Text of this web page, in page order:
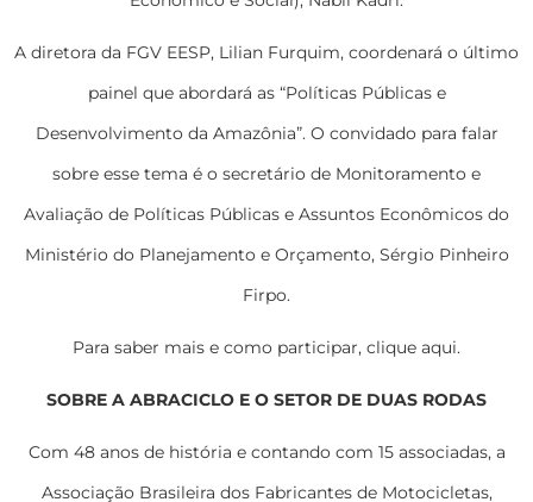
A diretora da FGV EESP, Lilian Furquim, coordenará o último
painel que abordará as “Políticas Públicas e
Desenvolvimento da Amazônia”. O convidado para falar
sobre esse tema é o secretário de Monitoramento e
Avaliação de Políticas Públicas e Assuntos Econômicos do
Ministério do Planejamento e Orçamento, Sérgio Pinheiro
Firpo.
Para saber mais e como participar, clique aqui.
SOBRE A ABRACICLO E O SETOR DE DUAS RODAS
Com 48 anos de história e contando com 15 associadas, a
Associação Brasileira dos Fabricantes de Motocicletas,